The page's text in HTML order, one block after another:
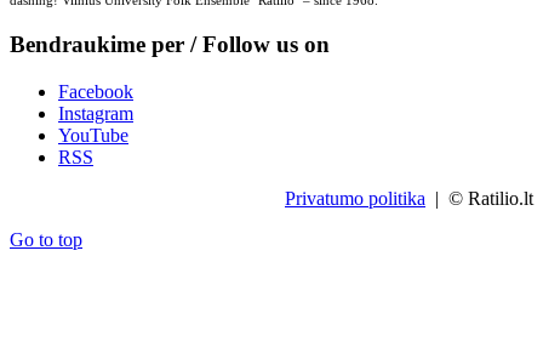
Bendraukime per / Follow us on
Facebook
Instagram
YouTube
RSS
Privatumo politika | © Ratilio.lt
Go to top